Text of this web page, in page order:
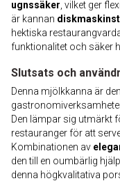
ugnssäker , vilket ger
är kannan
hektiska
funktionalitet och säker
Slutsats och
Denna mjölkkanna är
Den lämpar sig utmärkt
restauranger för att
Kombinationen av
den till en oumbärlig
denna högkvalitativa